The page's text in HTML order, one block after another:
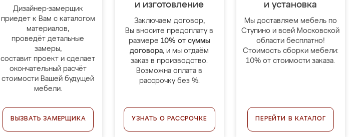
Дизайнер-замерщик
приедет к Вам с каталогом
материалов,
проведёт детальные
замеры,
составит проект и сделает
окончательный расчёт
стоимости Вашей будущей
мебели.
ВЫЗВАТЬ ЗАМЕРЩИКА
и изготовление
Заключаем договор,
Вы вносите предоплату в
размере 10% от суммы
договора, и мы отдаём
заказ в производство.
Возможна оплата в
рассрочку без %.
УЗНАТЬ О РАССРОЧКЕ
и установка
Мы доставляем мебель по
Ступино и всей Московской
области бесплатно!
Стоимость сборки мебели:
10% от стоимости заказа.
ПЕРЕЙТИ В КАТАЛОГ